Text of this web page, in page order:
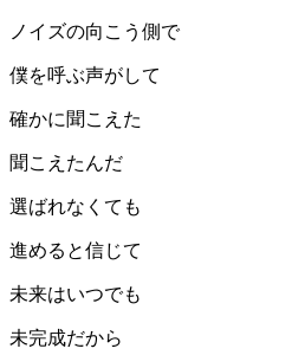
ノイズの向こう側で
僕を呼ぶ声がして
確かに聞こえた
聞こえたんだ
選ばれなくても
進めると信じて
未来はいつでも
未完成だから